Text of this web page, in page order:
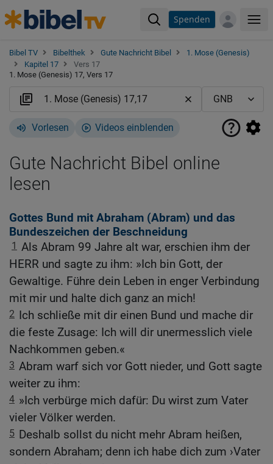
Spenden
Bibel TV Bibelthek Gute Nachricht Bibel
1. Mose (Genesis)
Kapitel 17
Vers 17
1. Mose (Genesis) 17, Vers 17
Vorlesen Videos einblenden
Gute Nachricht Bibel online
lesen
Gottes Bund mit Abraham (Abram) und das
Bundeszeichen der Beschneidung
1 Als Abram 99 Jahre alt war, erschien ihm der
HERR und sagte zu ihm: »Ich bin Gott, der
Gewaltige. Führe dein Leben in enger Verbindung
mit mir und halte dich ganz an mich!
2 Ich schließe mit dir einen Bund und mache dir
die feste Zusage: Ich will dir unermesslich viele
Nachkommen geben.«
3 Abram warf sich vor Gott nieder, und Gott sagte
weiter zu ihm:
4 »Ich verbürge mich dafür: Du wirst zum Vater
vieler Völker werden.
5 Deshalb sollst du nicht mehr Abram heißen,
sondern Abraham; denn ich habe dich zum ›Vater